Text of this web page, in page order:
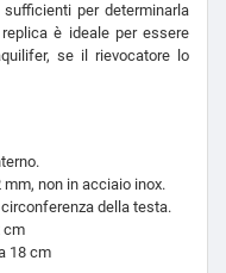
per determinarla
è ideale per essere
se il rievocatore lo
non in acciaio inox.
della testa.
cm
18 cm